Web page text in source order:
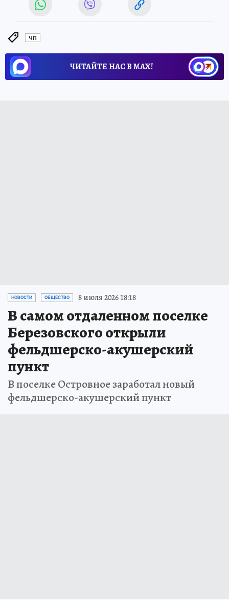
ЧП
ЧИТАЙТЕ НАС В МАХ!
НОВОСТИ ОБЩЕСТВО 8 июля 2026 18:18
В самом отдаленном поселке
Березовского открыли
фельдшерско-акушерский
пункт
В поселке Островное заработал новый
фельдшерско-акушерский пункт